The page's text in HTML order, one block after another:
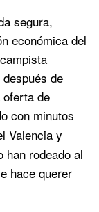
segura,
económica del
de
de
con minutos
Valencia y
han rodeado al
hace querer